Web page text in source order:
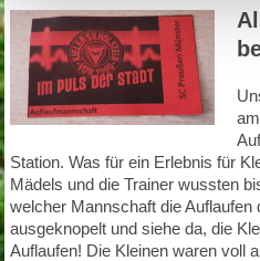
Station. Was für ein Erlebnis für
Mädels und die Trainer wussten
welcher Mannschaft die Auflaufen
ausgeknopelt und siehe da, die
Auflaufen! Die Kleinen waren voll